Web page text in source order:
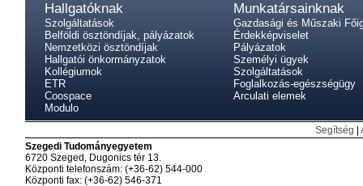
Hallgatóknak
Szolgáltatások
Belföldi ösztöndíjak, pályázatok
Nemzetközi ösztöndíjak
Hallgatói önkormányzatok
Kollégiumok
ETR
Coospace
Modulo
Munkatársainknak
Gazdasági és Műszaki
Érdekképviselet
Pályázatok
Személyi ügyek
Szolgáltatások
Foglalkozás-egészségügy
Arculati elemek
Segítség
Szegedi Tudományegyetem
6720 Szeged, Dugonics tér 13.
Központi telefonszám: (+36-62) 544-000
Központi fax: (+36-62) 546-371